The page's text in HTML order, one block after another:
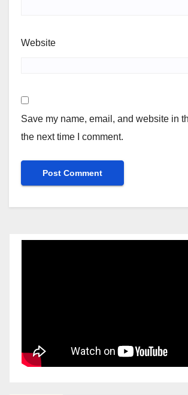
Website
Save my name, email, and website in
the next time I comment.